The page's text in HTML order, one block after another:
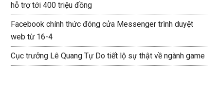
hỗ trợ tới 400 triệu đồng
Facebook chính thức đóng cửa Messenger trình duyệt
web từ 16-4
Cục trưởng Lê Quang Tự Do tiết lộ sự thật về ngành game